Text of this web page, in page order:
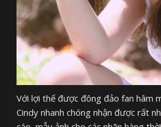
Với lợi thế được đông đảo fan hâm
Cindy nhanh chóng nhận được rất